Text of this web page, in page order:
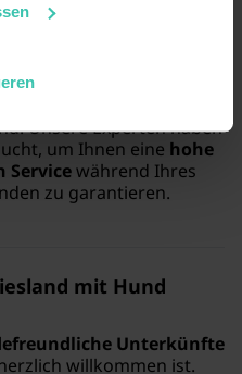
bietet Villa
ausgewählten
Unsere Experten haben
um Ihnen eine hohe
Servicewährend Ihres
zu garantieren.
mit Hund
Unterkünfte
willkommen ist.